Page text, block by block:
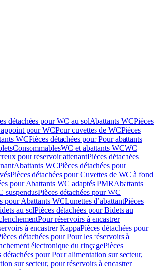
détachées pour WC au solAbattants WCPièces
pour WCPour cuvettes de WCPièces
WCPièces détachées pour Pour abattants
ConsommablesWC et abattants WCWC
pour réservoir attenantPièces détachées
Abattants WCPièces détachées pour
Pièces détachées pour Cuvettes de WC à fond
pour Abattants WC adaptés PMRAbattants
suspendusPièces détachées pour WC
pour Abattants WCLunettes d’abattantPièces
au solPièces détachées pour Bidets au
Pour réservoirs à encastrer
à encastrer KappaPièces détachées pour
détachées pour Pour les réservoirs à
électronique du rinçagePièces
détachées pour Pour alimentation sur secteur,
sur secteur, pour réservoirs à encastrer